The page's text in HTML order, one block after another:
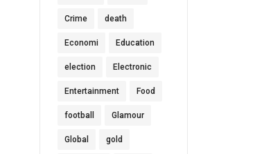
Crime death
Economi Education
election Electronic
Entertainment Food
football Glamour
Global gold